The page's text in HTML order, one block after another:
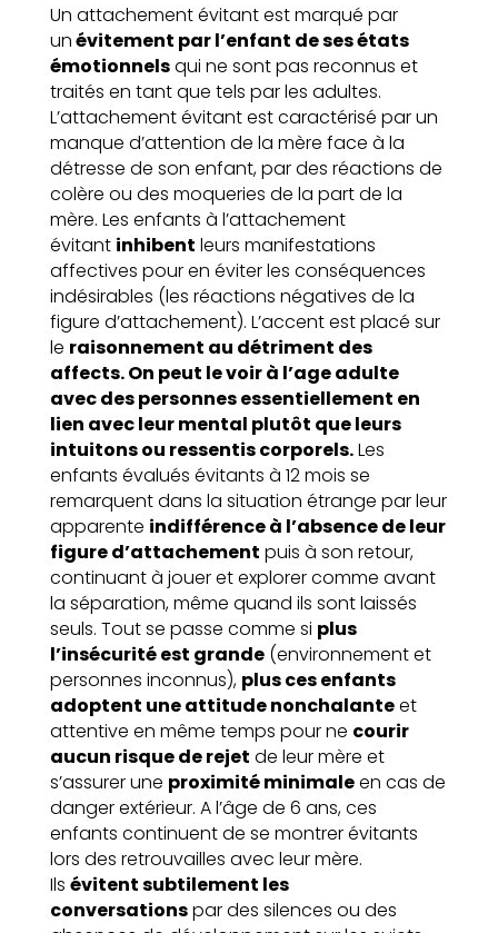
Un attachement évitant est marqué par
unévitement par l’enfant de ses états
émotionnelsqui ne sont pas reconnus et
traités en tant que tels par les adultes.
L’attachement évitant est caractérisé par un
manque d’attention de la mère face à la
détresse de son enfant, par des réactions de
colère ou des moqueries de la part de la
mère. Les enfants à l’attachement
évitant inhibent leurs manifestations
affectives pour en éviter les conséquences
indésirables (les réactions négatives de la
figure d’attachement). L’accent est placé sur
le raisonnement au détriment des
affects. On peut le voir à l’age adulte
avec des personnes essentiellement en
lien avec leur mental plutôt que leurs
intuitons ou ressentis corporels.Les
enfants évalués évitants à 12 mois se
remarquent dans la situation étrange par leur
apparente indifférence à l’absence de leur
figure d’attachement puis à son retour,
continuant à jouer et explorer comme avant
la séparation, même quand ils sont laissés
seuls. Tout se passe comme si plus
l’insécurité est grande(environnement et
personnes inconnus), plus ces enfants
adoptent une attitude nonchalanteet
attentive en même temps pour ne courir
aucun risque de rejet de leur mère et
s’assurer une proximité minimaleen cas de
danger extérieur. A l’âge de 6 ans, ces
enfants continuent de se montrer évitants
lors des retrouvailles avec leur mère.
Ils évitent subtilement les
conversationspar des silences ou des